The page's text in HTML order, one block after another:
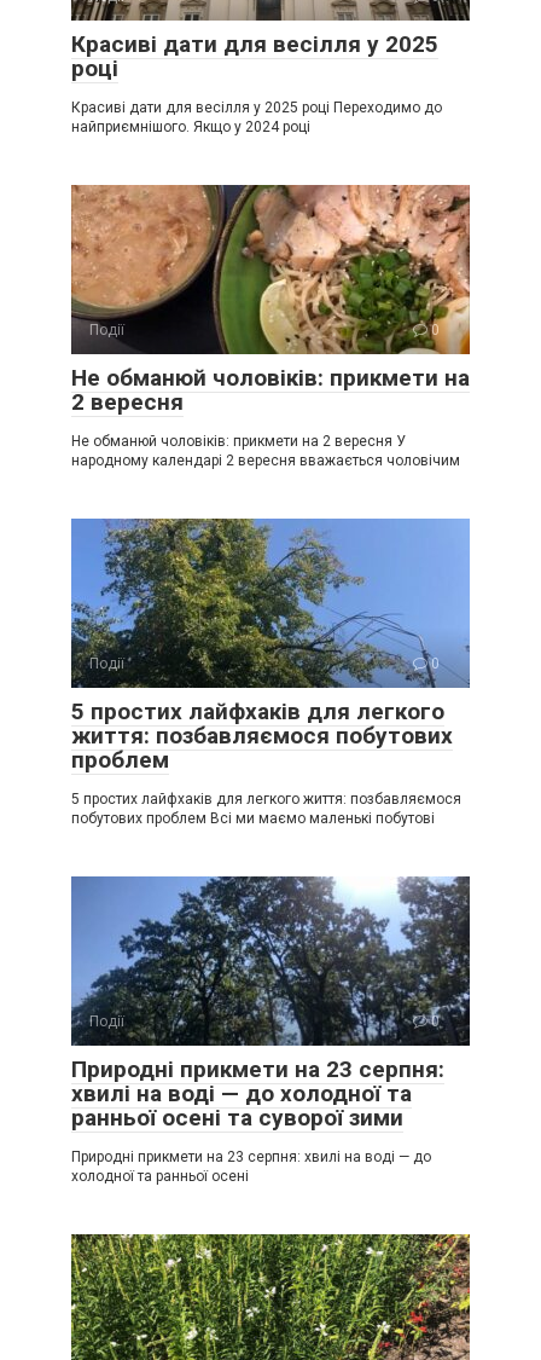
Красиві дати для весілля у 2025
році
Красиві дати для весілля у 2025 році Переходимо до
найприємнішого. Якщо у 2024 році
Події 0
Не обманюй чоловіків: прикмети на
2 вересня
Не обманюй чоловіків: прикмети на 2 вересня У
народному календарі 2 вересня вважається чоловічим
Події 0
5 простих лайфхаків для легкого
життя: позбавляємося побутових
проблем
5 простих лайфхаків для легкого життя: позбавляємося
побутових проблем Всі ми маємо маленькі побутові
Події 0
Природні прикмети на 23 серпня:
хвилі на воді — до холодної та
ранньої осені та суворої зими
Природні прикмети на 23 серпня: хвилі на воді — до
холодної та ранньої осені